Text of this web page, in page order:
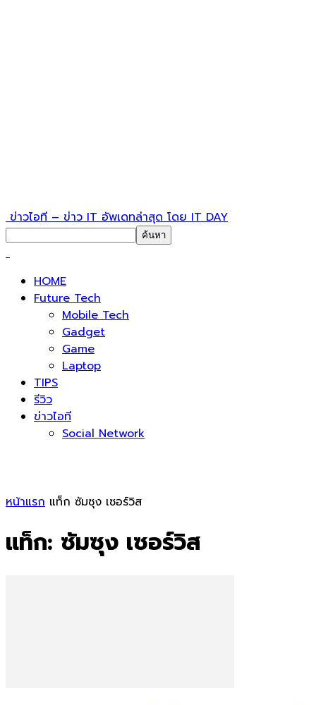
ข่าวไอที – ข่าว IT อัพเดทล่าสุด โดย IT DAY
HOME
Future Tech
Mobile Tech
Gadget
Game
Laptop
TIPS
รีวิว
ข่าวไอที
Social Network
หน้าแรก แท็ก ซัมซุง เซอร์วิส
แท็ก: ซัมซุง เซอร์วิส